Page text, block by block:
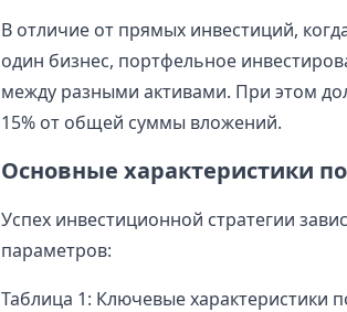
В отличие от прямых инвестиций,
один бизнес, портфельное
между разными активами. При этом
15% от общей суммы вложений.
Основные характеристики
Успех инвестиционной стратегии
параметров:
Таблица 1: Ключевые характеристики